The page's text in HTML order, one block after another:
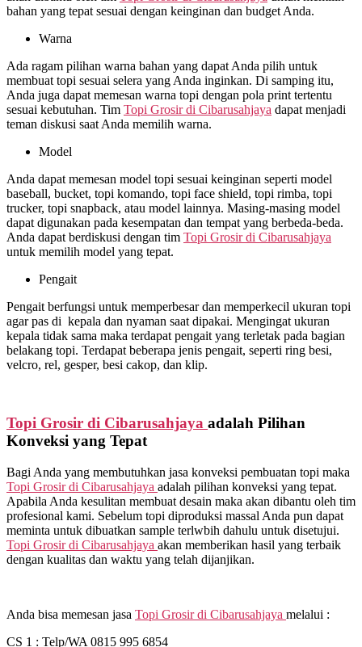
bahan yang tepat sesuai dengan keinginan dan budget Anda.
Warna
Ada ragam pilihan warna bahan yang dapat Anda pilih untuk
membuat topi sesuai selera yang Anda inginkan. Di samping itu,
Anda juga dapat memesan warna topi dengan pola print tertentu
sesuai kebutuhan. Tim Topi Grosir di Cibarusahjaya dapat menjadi
teman diskusi saat Anda memilih warna.
Model
Anda dapat memesan model topi sesuai keinginan seperti model
baseball, bucket, topi komando, topi face shield, topi rimba, topi
trucker, topi snapback, atau model lainnya. Masing-masing model
dapat digunakan pada kesempatan dan tempat yang berbeda-beda.
Anda dapat berdiskusi dengan tim Topi Grosir di Cibarusahjaya
untuk memilih model yang tepat.
Pengait
Pengait berfungsi untuk memperbesar dan memperkecil ukuran topi
agar pas di kepala dan nyaman saat dipakai. Mengingat ukuran
kepala tidak sama maka terdapat pengait yang terletak pada bagian
belakang topi. Terdapat beberapa jenis pengait, seperti ring besi,
velcro, rel, gesper, besi cakop, dan klip.
Topi Grosir di Cibarusahjaya adalah Pilihan
Konveksi yang Tepat
Bagi Anda yang membutuhkan jasa konveksi pembuatan topi maka
Topi Grosir di Cibarusahjaya adalah pilihan konveksi yang tepat.
Apabila Anda kesulitan membuat desain maka akan dibantu oleh tim
profesional kami. Sebelum topi diproduksi massal Anda pun dapat
meminta untuk dibuatkan sample terlwbih dahulu untuk disetujui.
Topi Grosir di Cibarusahjaya akan memberikan hasil yang terbaik
dengan kualitas dan waktu yang telah dijanjikan.
Anda bisa memesan jasa Topi Grosir di Cibarusahjaya melalui :
CS 1 : Telp/WA 0815 995 6854